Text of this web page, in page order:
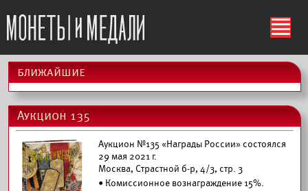
ś
ближайшие
Аукцион 135
Аукцион №135 «Награды России» состоялся
29 мая 2021 г.
Москва, Страстной б-р, 4/3, стр. 3
• Комиссионное вознаграждение 15%.